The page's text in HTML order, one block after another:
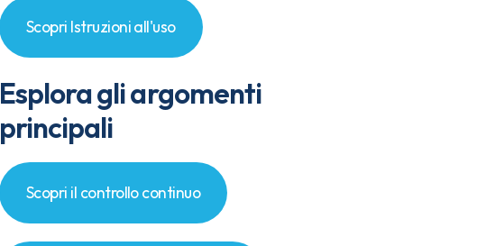
Scopri Istruzioni all'uso
Esplora gli argomenti
principali
Scopri il controllo continuo